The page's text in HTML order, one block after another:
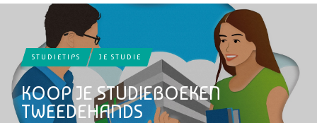
STUDIETIPS JE STUDIE
KOOP JE STUDIEBOEKEN
TWEEDEHANDS